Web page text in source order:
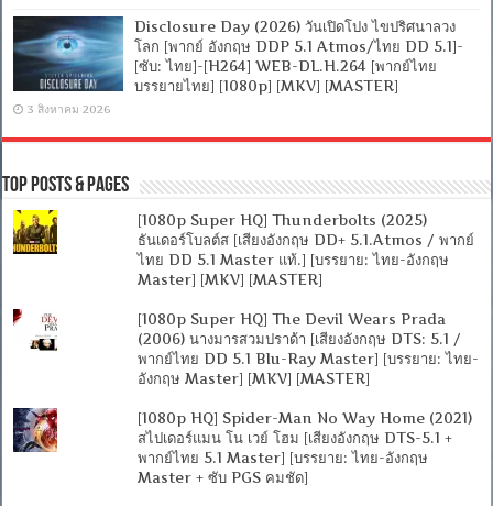
Disclosure Day (2026) วันเปิดโปง ไขปริศนาลวง
โลก [พากย์ อังกฤษ DDP 5.1 Atmos/ไทย DD 5.1]-
[ซับ: ไทย]-[H264] WEB-DL.H.264 [พากย์ไทย
บรรยายไทย] [1080p] [MKV] [MASTER]
3 สิงหาคม 2026
Top Posts & Pages
[1080p Super HQ] Thunderbolts (2025)
ธันเดอร์โบลต์ส [เสียงอังกฤษ DD+ 5.1.Atmos / พากย์
ไทย DD 5.1 Master แท้.] [บรรยาย: ไทย-อังกฤษ
Master] [MKV] [MASTER]
[1080p Super HQ] The Devil Wears Prada
(2006) นางมารสวมปราด้า [เสียงอังกฤษ DTS: 5.1 /
พากย์ไทย DD 5.1 Blu-Ray Master] [บรรยาย: ไทย-
อังกฤษ Master] [MKV] [MASTER]
[1080p HQ] Spider-Man No Way Home (2021)
สไปเดอร์แมน โน เวย์ โฮม [เสียงอังกฤษ DTS-5.1 +
พากย์ไทย 5.1 Master] [บรรยาย: ไทย-อังกฤษ
Master + ซับ PGS คมชัด]